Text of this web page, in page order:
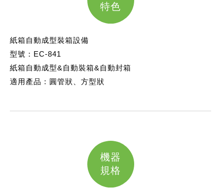
特色
紙箱自動成型裝箱設備
型號：EC-841
紙箱自動成型&自動裝箱&自動封箱
適用產品：圓管狀、方型狀
機器
規格